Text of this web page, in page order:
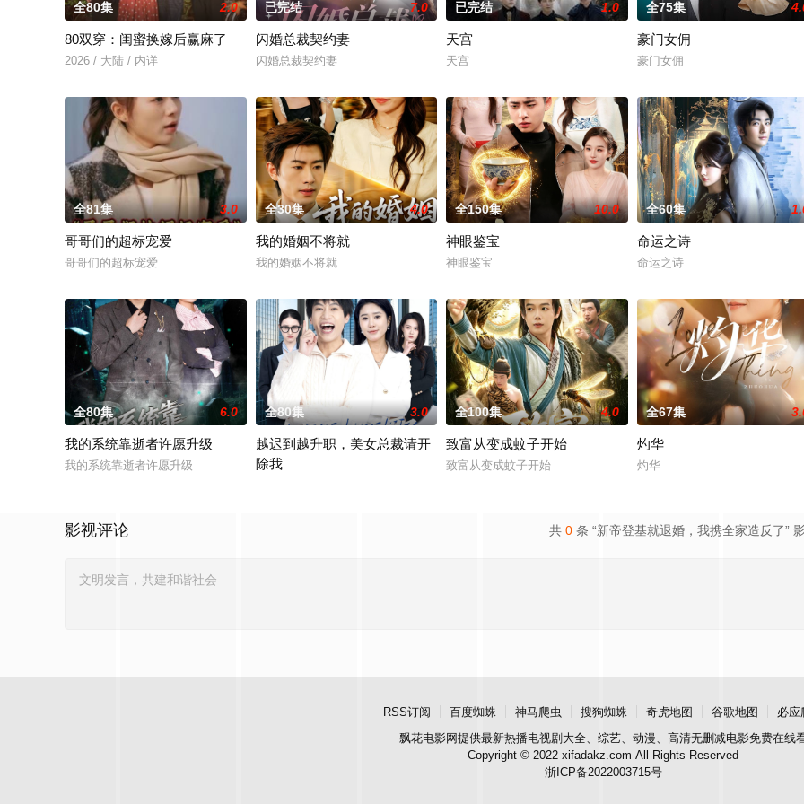
全80集 2.0
80双穿：闺蜜换嫁后赢麻了
2026 / 大陆 / 内详
已完结 7.0
闪婚总裁契约妻
闪婚总裁契约妻
已完结 1.0
天宫
天宫
全75集
豪门女佣
豪门女佣
全81集 3.0
哥哥们的超标宠爱
哥哥们的超标宠爱
全30集 4.0
我的婚姻不将就
我的婚姻不将就
全150集 10.0
神眼鉴宝
神眼鉴宝
全60集
命运之诗
命运之诗
全80集 6.0
我的系统靠逝者许愿升级
我的系统靠逝者许愿升级
全80集 3.0
越迟到越升职，美女总裁请开
除我
全100集 4.0
致富从变成蚊子开始
致富从变成蚊子开始
全67集
灼华
灼华
共 0 条 “新帝登基就退婚，我携全家造反了”
影视评论
RSS订阅 百度蜘蛛 神马爬虫 搜狗蜘蛛 奇虎地图 谷歌地图
必应
飘花电影网提供最新热播电视剧大全、综艺、动漫、高清无删减电影免费在线
Copyright © 2022 xifadakz.com All Rights Reserved
浙ICP备2022003715号